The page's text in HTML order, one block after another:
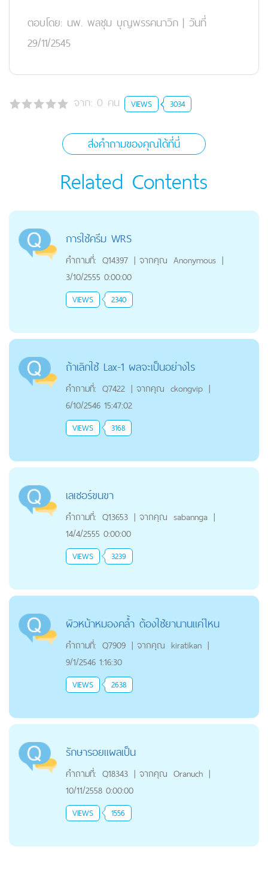
ตอบโดย: นพ. พลชุม บุญพรรคนาวิก | วันที่
29/11/2545
จาก: 0 คน VIEWS 3034
ส่งคำถามของคุณได้ที่นี่
Related Contents
การใช้ครีม WRS
คำถามที่: Q14397 | จากคุณ Anonymous |
3/10/2555 0:00:00
VIEWS 2340
ถ้าเลิกใช้ Lax-1 ผลจะเป็นอย่างไร
คำถามที่: Q7422 | จากคุณ ckongvip |
6/10/2546 15:47:02
VIEWS 3168
เลเซอร์ขนขา
คำถามที่: Q13653 | จากคุณ sabannga |
14/4/2555 0:00:00
VIEWS 3239
ผิวหน้าหมองคล้ำ ต้องใช้ยานานแค่ไหน
คำถามที่: Q7909 | จากคุณ kiratikan |
9/1/2546 1:16:30
VIEWS 2638
รักษารอยแผลเป็น
คำถามที่: Q18343 | จากคุณ Oranuch |
10/11/2558 0:00:00
VIEWS 1556